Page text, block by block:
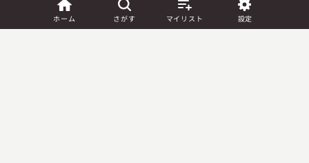
ホーム さがす マイリスト 設定
外部送信ポリシー